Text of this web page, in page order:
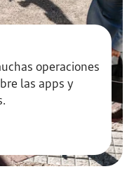
operaciones
las apps y